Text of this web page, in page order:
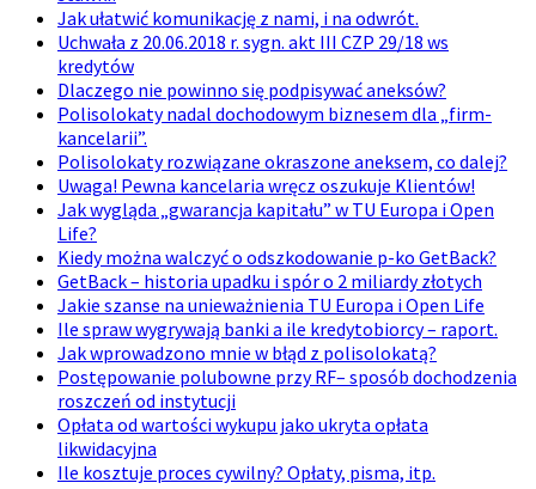
Jak ułatwić komunikację z nami, i na odwrót.
Uchwała z 20.06.2018 r. sygn. akt III CZP 29/18 ws
kredytów
Dlaczego nie powinno się podpisywać aneksów?
Polisolokaty nadal dochodowym biznesem dla „firm-
kancelarii”.
Polisolokaty rozwiązane okraszone aneksem, co dalej?
Uwaga! Pewna kancelaria wręcz oszukuje Klientów!
Jak wygląda „gwarancja kapitału” w TU Europa i Open
Life?
Kiedy można walczyć o odszkodowanie p-ko GetBack?
GetBack – historia upadku i spór o 2 miliardy złotych
Jakie szanse na unieważnienia TU Europa i Open Life
Ile spraw wygrywają banki a ile kredytobiorcy – raport.
Jak wprowadzono mnie w błąd z polisolokatą?
Postępowanie polubowne przy RF– sposób dochodzenia
roszczeń od instytucji
Opłata od wartości wykupu jako ukryta opłata
likwidacyjna
Ile kosztuje proces cywilny? Opłaty, pisma, itp.